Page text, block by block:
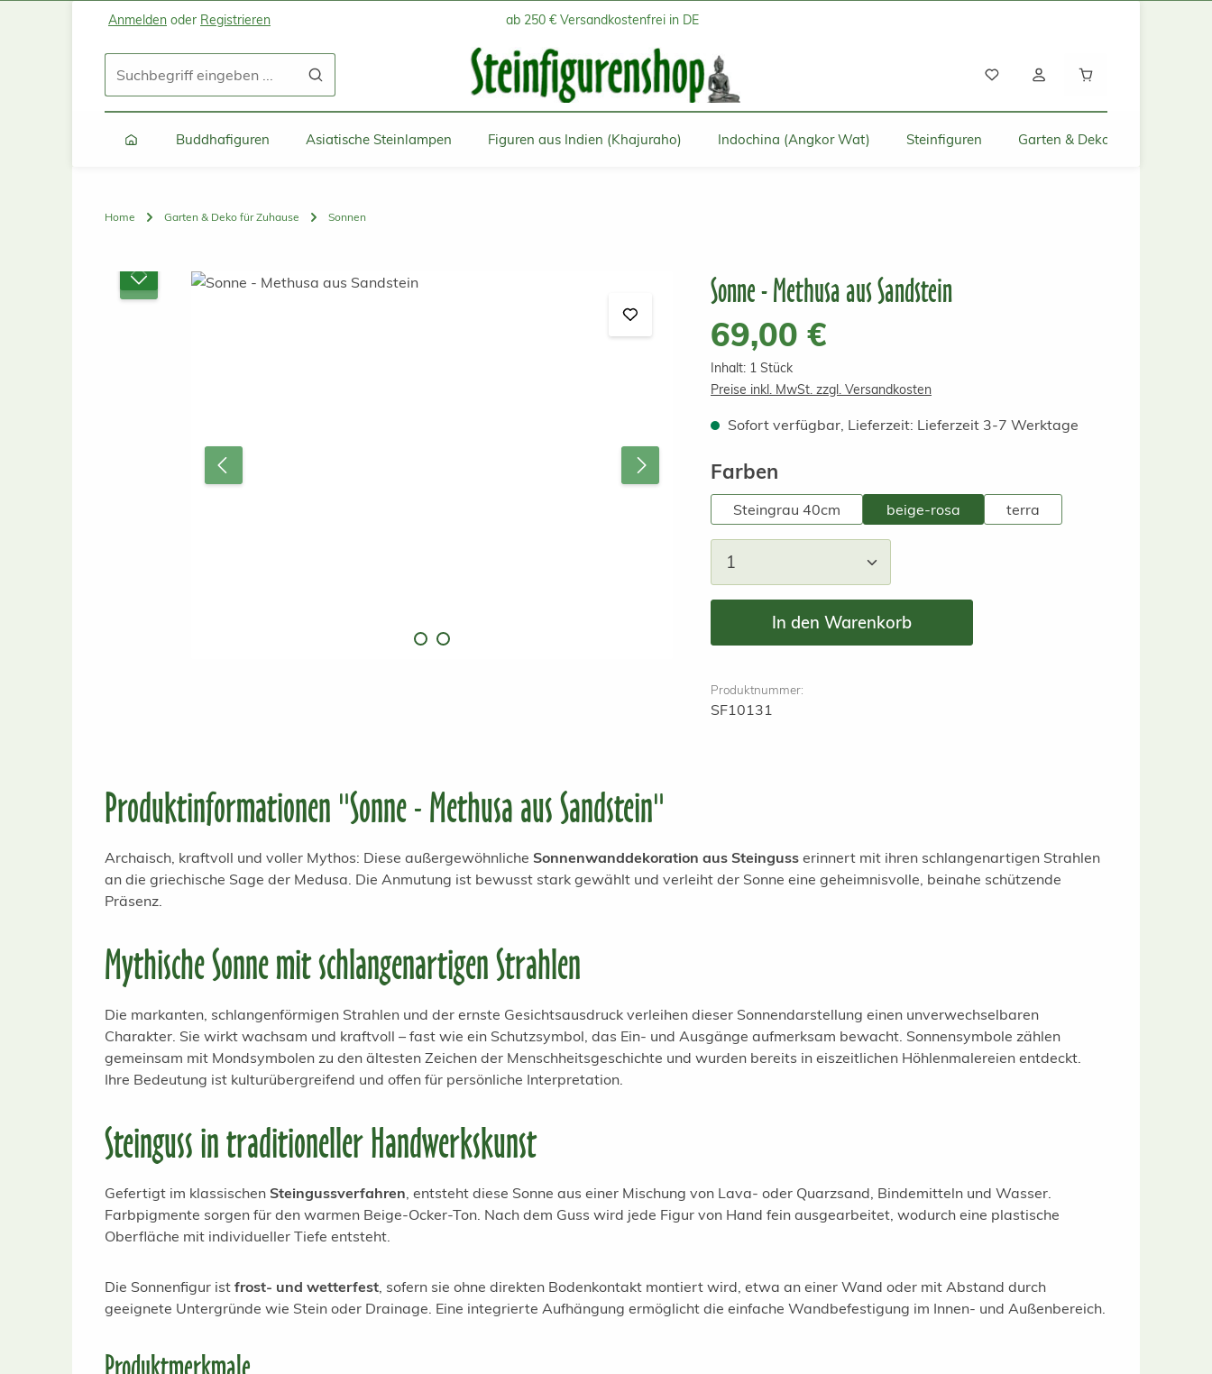
Zum Hauptinhalt springen
Zur Suche springen
Zur Hauptnavigation springen
Anmelden oder Registrieren ab 250 € Versandkostenfrei in DE
Buddhafiguren Asiatische Steinlampen Figuren aus Indien (Khajuraho) Indochina (Angkor Wat) Steinfiguren Garten & Deko für Zuhause
Home Garten & Deko für Zuhause Sonnen
Bildergalerie überspringen Sonne - Methusa aus Sandstein
Regulärer Preis:
69,00 €
Inhalt: 1 Stück
Preise inkl. MwSt. zzgl. Versandkosten
Sofort verfügbar, Lieferzeit: Lieferzeit 3-7 Werktage
Farben
Steingrau 40cm beige-rosa terra
Produkt Anzahl: Gib den gewünschten Wert ein
In den Warenkorb
Produktnummer:
SF10131
Produktinformationen "Sonne - Methusa aus Sandstein"
Archaisch, kraftvoll und voller Mythos: Diese außergewöhnliche Sonnenwanddekoration aus Steinguss erinnert mit ihren schlangenartigen Strahlen
an die griechische Sage der Medusa. Die Anmutung ist bewusst stark gewählt und verleiht der Sonne eine geheimnisvolle, beinahe schützende
Präsenz.
Mythische Sonne mit schlangenartigen Strahlen
Die markanten, schlangenförmigen Strahlen und der ernste Gesichtsausdruck verleihen dieser Sonnendarstellung einen unverwechselbaren
Charakter. Sie wirkt wachsam und kraftvoll – fast wie ein Schutzsymbol, das Ein- und Ausgänge aufmerksam bewacht. Sonnensymbole zählen
gemeinsam mit Mondsymbolen zu den ältesten Zeichen der Menschheitsgeschichte und wurden bereits in eiszeitlichen Höhlenmalereien entdeckt.
Ihre Bedeutung ist kulturübergreifend und offen für persönliche Interpretation.
Steinguss in traditioneller Handwerkskunst
Gefertigt im klassischen Steingussverfahren, entsteht diese Sonne aus einer Mischung von Lava- oder Quarzsand, Bindemitteln und Wasser.
Farbpigmente sorgen für den warmen Beige-Ocker-Ton. Nach dem Guss wird jede Figur von Hand fein ausgearbeitet, wodurch eine plastische
Oberfläche mit individueller Tiefe entsteht.
Die Sonnenfigur ist frost- und wetterfest, sofern sie ohne direkten Bodenkontakt montiert wird, etwa an einer Wand oder mit Abstand durch
geeignete Untergründe wie Stein oder Drainage. Eine integrierte Aufhängung ermöglicht die einfache Wandbefestigung im Innen- und Außenbereich.